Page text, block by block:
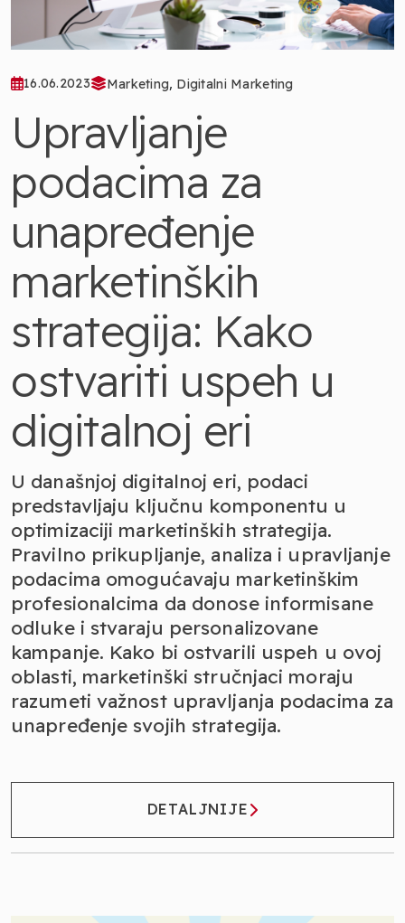
16.06.2023 Marketing, Digitalni Marketing
Upravljanje
podacima za
unapređenje
marketinških
strategija: Kako
ostvariti uspeh u
digitalnoj eri
U današnjoj digitalnoj eri, podaci
predstavljaju ključnu komponentu u
optimizaciji marketinških strategija.
Pravilno prikupljanje, analiza i upravljanje
podacima omogućavaju marketinškim
profesionalcima da donose informisane
odluke i stvaraju personalizovane
kampanje. Kako bi ostvarili uspeh u ovoj
oblasti, marketinški stručnjaci moraju
razumeti važnost upravljanja podacima za
unapređenje svojih strategija.
DETALJNIJE